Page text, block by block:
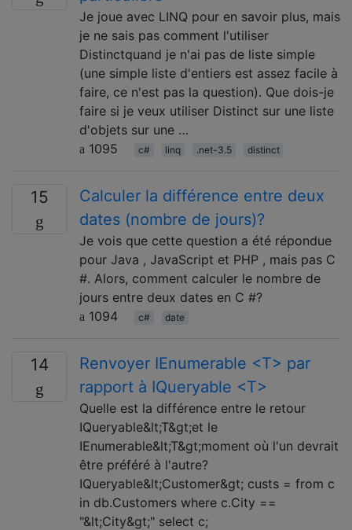
Je joue avec LINQ pour en savoir plus, mais
je ne sais pas comment l'utiliser
Distinctquand je n'ai pas de liste simple
(une simple liste d'entiers est assez facile à
faire, ce n'est pas la question). Que dois-je
faire si je veux utiliser Distinct sur une liste
d'objets sur une …
1095
c# linq .net-3.5 distinct
15
Calculer la différence entre deux
dates (nombre de jours)?
Je vois que cette question a été répondue
pour Java , JavaScript et PHP , mais pas C
#. Alors, comment calculer le nombre de
jours entre deux dates en C #?
1094
c# date
14
Renvoyer IEnumerable <T> par
rapport à IQueryable <T>
Quelle est la différence entre le retour
IQueryable&lt;T&gt;et le
IEnumerable&lt;T&gt;moment où l'un devrait
être préféré à l'autre?
IQueryable&lt;Customer&gt; custs = from c
in db.Customers where c.City ==
"&lt;City&gt;" select c;